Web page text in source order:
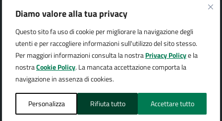
Diamo valore alla tua privacy
Questo sito fa uso di cookie per migliorare la navigazione degli
utenti e per raccogliere informazioni sull'utilizzo del sito stesso.
Per maggiori informazioni consulta la nostraPrivacy Policye la
nostraCookie Policy. La mancata accettazione comporta la
navigazione in assenza di cookies.
Personalizza Rifiuta tutto Accettare tutto
Organi di governo
Aree amministrative
Uffici
Enti e fondazioni
Politici
Personale amministrativo
Documenti e dati
CATEGORIE DI SERVIZIO